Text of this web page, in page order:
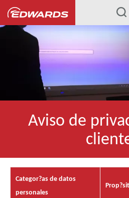
Aviso de
Categor?as de datos
personales